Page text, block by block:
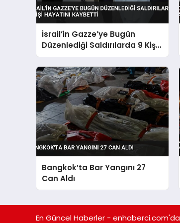
İsrail’in Gazze’ye Bugün
Düzenlediği Saldırılarda 9 Kişi
Hayatını Kaybetti
Bangkok’ta Bar Yangını 27
Can Aldı
En Güncel Haberler - enhaberci.com'da